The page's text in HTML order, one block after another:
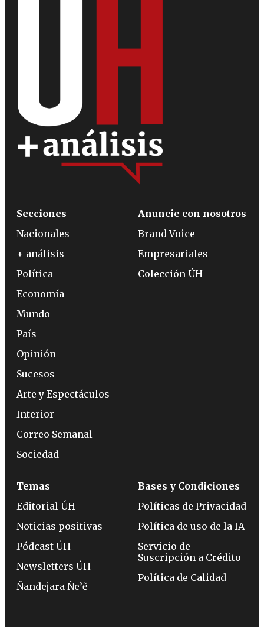
Secciones
Nacionales
+ análisis
Política
Economía
Mundo
País
Opinión
Sucesos
Arte y Espectáculos
Interior
Correo Semanal
Sociedad
Anuncie con nosotros
Brand Voice
Empresariales
Colección ÚH
Temas
Editorial ÚH
Noticias positivas
Pódcast ÚH
Newsletters ÚH
Ñandejara Ñe’ẽ
Bases y Condiciones
Políticas de Privacidad
Política de uso de la IA
Servicio de
Suscripción a Crédito
Política de Calidad